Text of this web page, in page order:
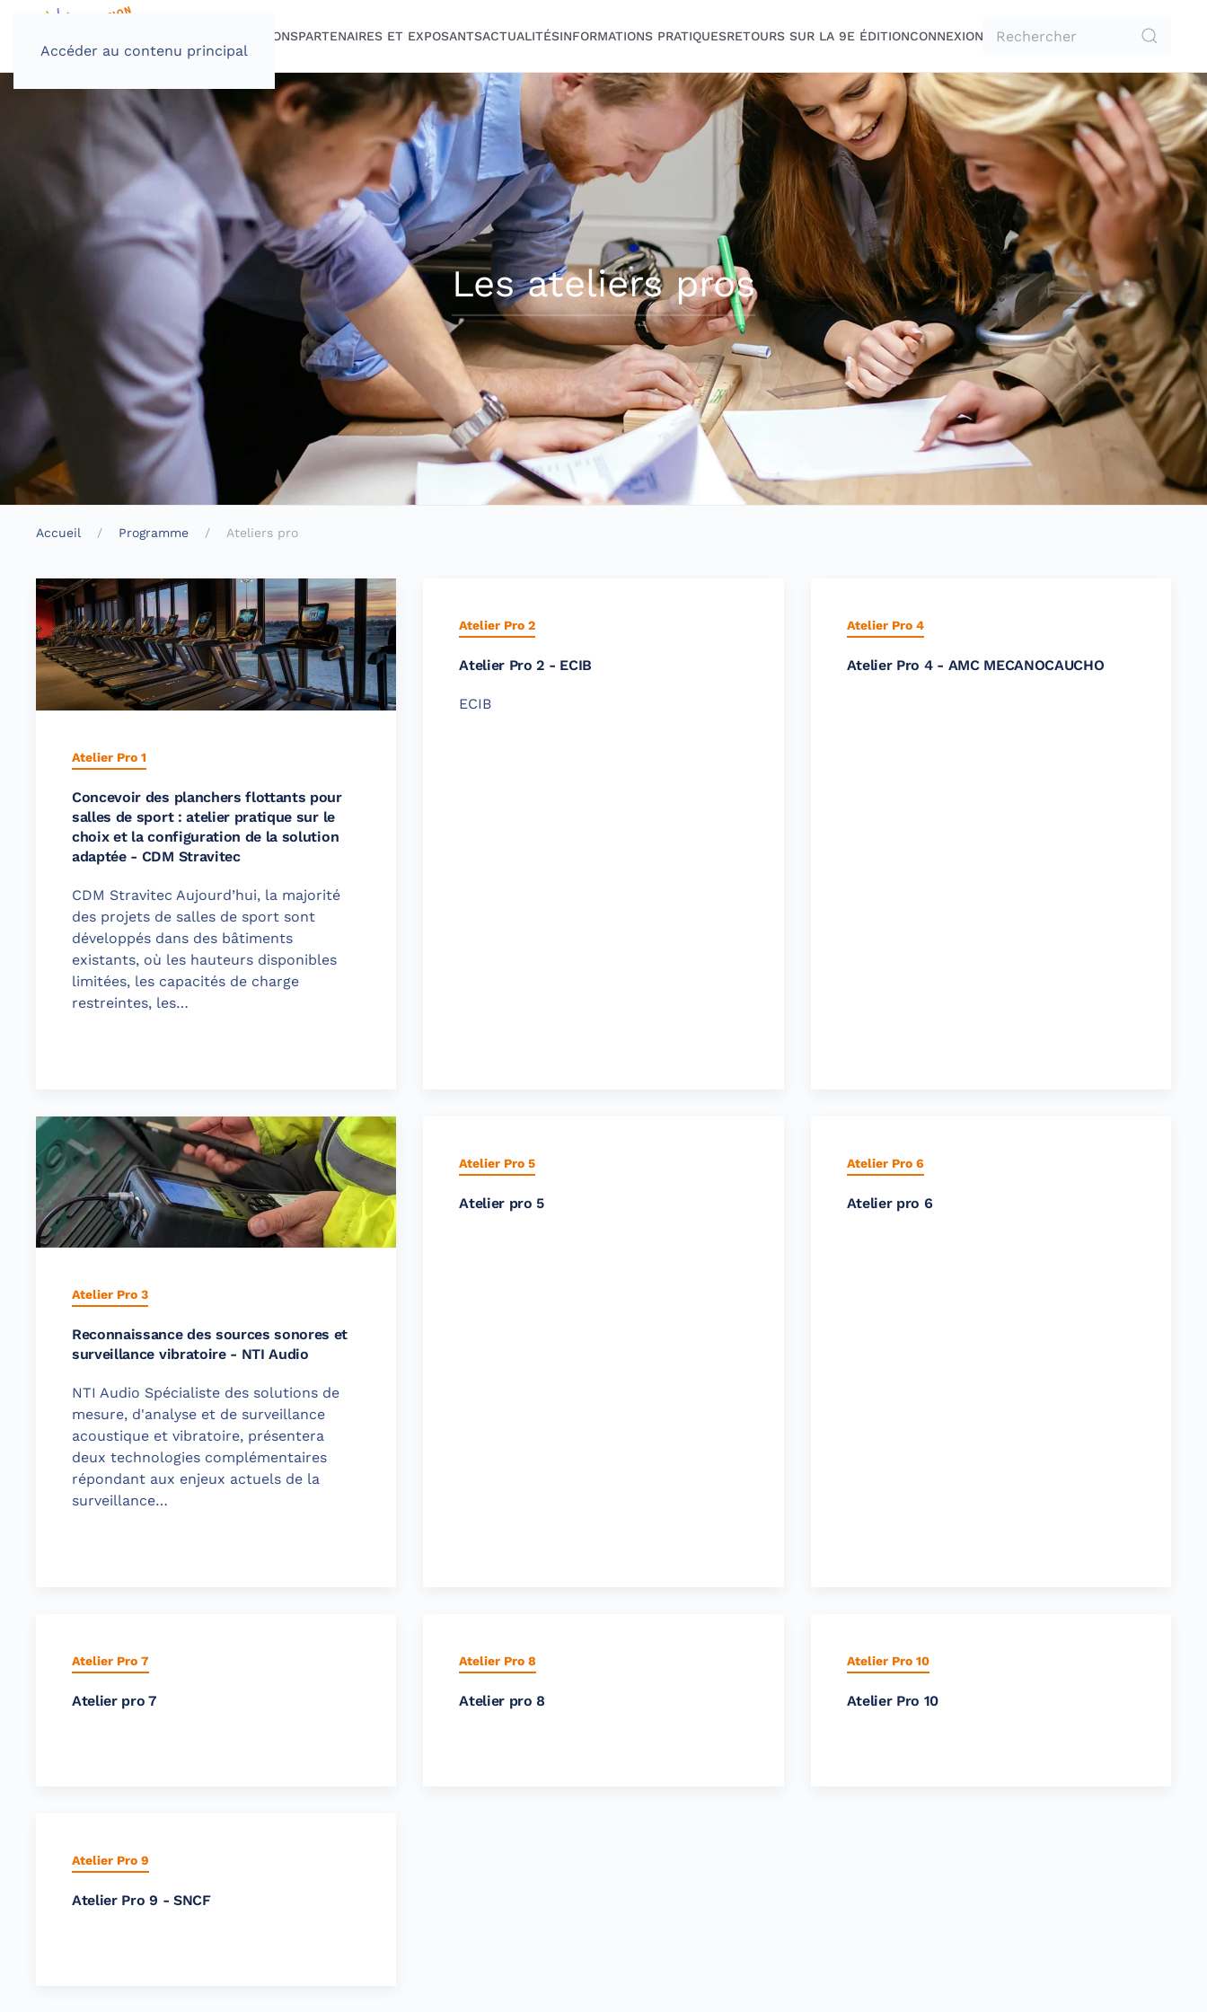
Accéder au contenu principal
INSCRIPTIONSPARTENAIRES ET EXPOSANTSACTUALITÉSINFORMATIONS PRATIQUESRETOURS SUR LA 9E ÉDITIONCONNEXION
Les ateliers pros
Accueil Programme Ateliers pro
Atelier Pro 1
Concevoir des planchers flottants pour
salles de sport : atelier pratique sur le
choix et la configuration de la solution
adaptée - CDM Stravitec
CDM Stravitec Aujourd’hui, la majorité
des projets de salles de sport sont
développés dans des bâtiments
existants, où les hauteurs disponibles
limitées, les capacités de charge
restreintes, les…
Atelier Pro 2
Atelier Pro 2 - ECIB
ECIB
Atelier Pro 4
Atelier Pro 4 - AMC MECANOCAUCHO
Atelier Pro 3
Reconnaissance des sources sonores et
surveillance vibratoire - NTI Audio
NTI Audio Spécialiste des solutions de
mesure, d'analyse et de surveillance
acoustique et vibratoire, présentera
deux technologies complémentaires
répondant aux enjeux actuels de la
surveillance…
Atelier Pro 5
Atelier pro 5
Atelier Pro 6
Atelier pro 6
Atelier Pro 7
Atelier pro 7
Atelier Pro 8
Atelier pro 8
Atelier Pro 10
Atelier Pro 10
Atelier Pro 9
Atelier Pro 9 - SNCF